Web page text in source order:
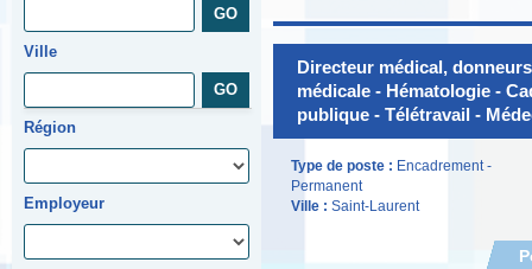
Ville
Région
Employeur
Directeur médical,
médicale - Hématologie -
publique - Télétravail -
Type de poste : Encadrement -
Permanent
Ville : Saint-Laurent